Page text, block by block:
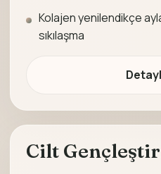
Kolajen yenilendikçe
sıkılaşma
Cilt